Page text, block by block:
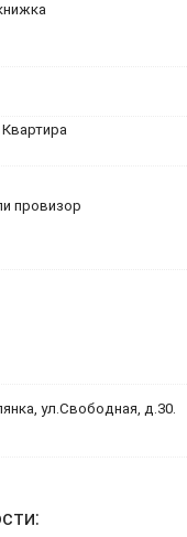
провизор
ул.Свободная, д.30.